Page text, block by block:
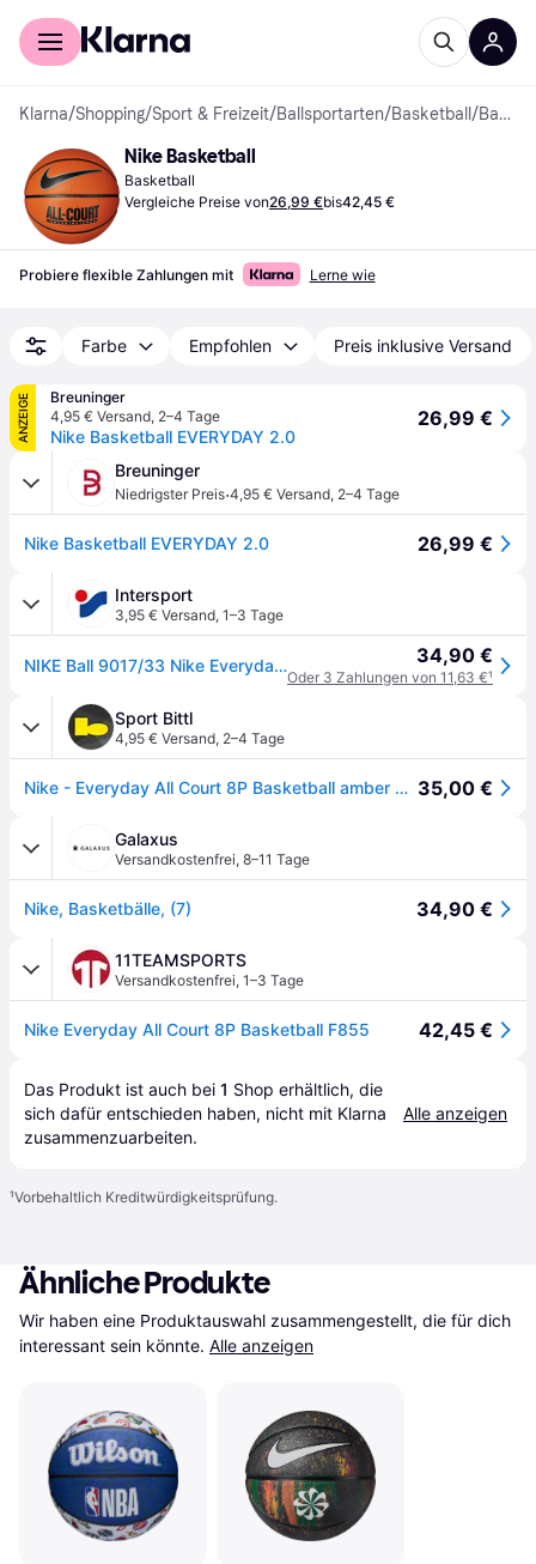
Für Shopper
Klarna/Shopping/Sport & Freizeit/Ballsportarten/Basketball / Basketbälle
Nike Basketball
Basketball
Vergleiche Preise von26,99 €bis42,45 €
Probiere flexible Zahlungen mit Lerne wie
Farbe Empfohlen Preis inklusive Versand
ANZEIGE
Breuninger
4,95 € Versand, 2–4 Tage
Nike Basketball EVERYDAY 2.0
26,99 €
Breuninger
Niedrigster Preis·4,95 € Versand, 2–4 Tage
Nike Basketball EVERYDAY 2.0 26,99 €
Intersport
3,95 € Versand, 1–3 Tage
NIKE Ball 9017/33 Nike Everyday All Court 8P 34,90 €
Oder 3 Zahlungen von 11,63 €¹
Sport Bittl
4,95 € Versand, 2–4 Tage
Nike - Everyday All Court 8P Basketball amber black metallic 35,00 €
Galaxus
Versandkostenfrei, 8–11 Tage
Nike, Basketbälle, (7) 34,90 €
11TEAMSPORTS
Versandkostenfrei, 1–3 Tage
Nike Everyday All Court 8P Basketball F855 42,45 €
Das Produkt ist auch bei 1 Shop erhältlich, die
sich dafür entschieden haben, nicht mit Klarna
zusammenzuarbeiten.
Alle anzeigen
¹Vorbehaltlich Kreditwürdigkeitsprüfung.
Ähnliche Produkte
Wir haben eine Produktauswahl zusammengestellt, die für dich
interessant sein könnte. Alle anzeigen